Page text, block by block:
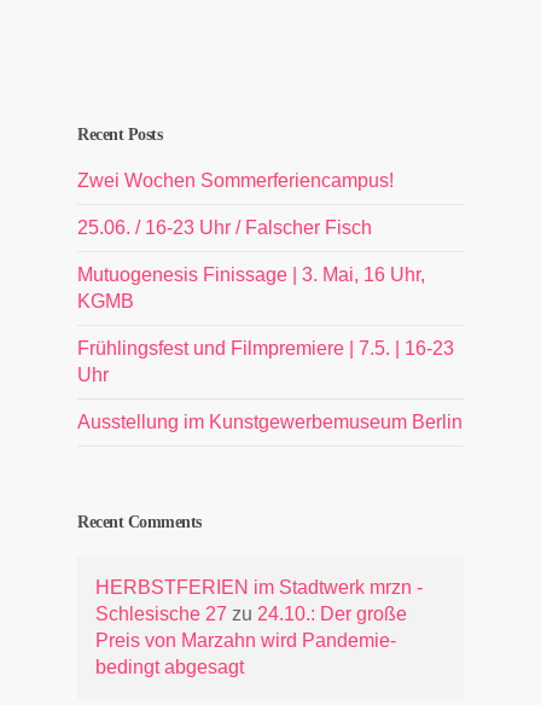
Recent Posts
Zwei Wochen Sommerferiencampus!
25.06. / 16-23 Uhr / Falscher Fisch
Mutuogenesis Finissage | 3. Mai, 16 Uhr,
KGMB
Frühlingsfest und Filmpremiere | 7.5. | 16-23
Uhr
Ausstellung im Kunstgewerbemuseum Berlin
Recent Comments
HERBSTFERIEN im Stadtwerk mrzn -
Schlesische 27 zu 24.10.: Der große
Preis von Marzahn wird Pandemie-
bedingt abgesagt